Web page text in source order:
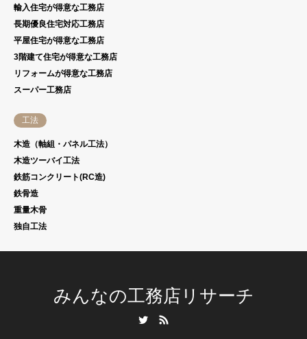
輸入住宅が得意な工務店
長期優良住宅対応工務店
平屋住宅が得意な工務店
3階建て住宅が得意な工務店
リフォームが得意な工務店
スーパー工務店
工法
木造（軸組・パネル工法）
木造ツーバイ工法
鉄筋コンクリート(RC造)
鉄骨造
重量木骨
独自工法
みんなの工務店リサーチ